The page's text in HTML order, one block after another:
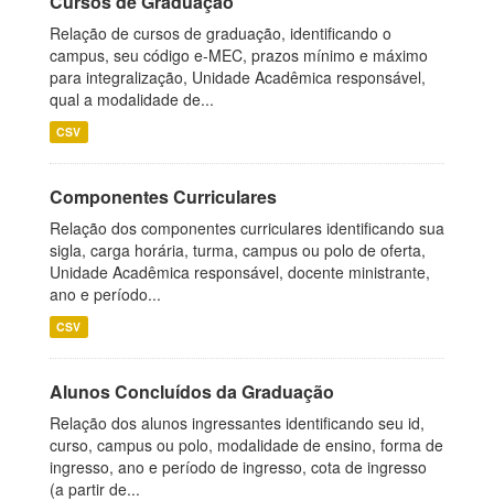
Relação de cursos de graduação, identificando o
campus, seu código e-MEC, prazos mínimo e máximo
para integralização, Unidade Acadêmica responsável,
qual a modalidade de...
CSV
Componentes Curriculares
Relação dos componentes curriculares identificando sua
sigla, carga horária, turma, campus ou polo de oferta,
Unidade Acadêmica responsável, docente ministrante,
ano e período...
CSV
Alunos Concluídos da Graduação
Relação dos alunos ingressantes identificando seu id,
curso, campus ou polo, modalidade de ensino, forma de
ingresso, ano e período de ingresso, cota de ingresso
(a partir de...